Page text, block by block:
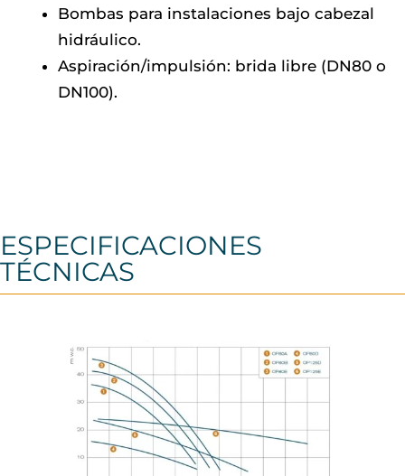
Bombas para instalaciones bajo cabezal
hidráulico.
Aspiración/impulsión: brida libre (DN80 o
DN100).
ESPECIFICACIONES
TÉCNICAS